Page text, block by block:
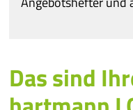
Das sind